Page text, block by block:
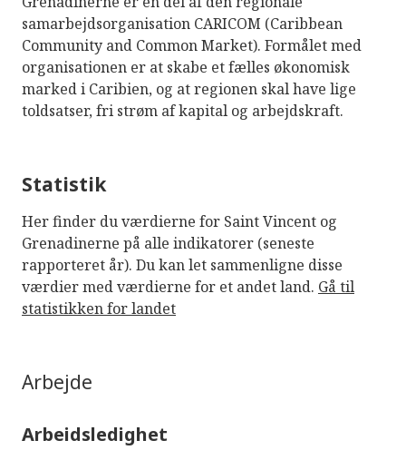
samarbejdsorganisation CARICOM (Caribbean
Community and Common Market). Formålet med
organisationen er at skabe et fælles økonomisk
marked i Caribien, og at regionen skal have lige
toldsatser, fri strøm af kapital og arbejdskraft.
Statistik
Her finder du værdierne for Saint Vincent og
Grenadinerne på alle indikatorer (seneste
rapporteret år). Du kan let sammenligne disse
værdier med værdierne for et andet land. Gå til
statistikken for landet
Arbejde
Arbeidsledighet